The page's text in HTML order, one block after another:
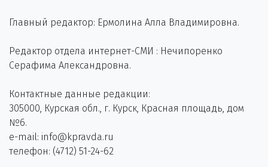
Главный редактор: Ермолина Алла Владимировна.
Редактор отдела интернет-СМИ : Нечипоренко
Серафима Александровна.
Контактные данные редакции:
305000, Курская обл., г. Курск, Красная площадь, дом
№6.
e-mail: info@kpravda.ru
телефон: (4712) 51-24-62